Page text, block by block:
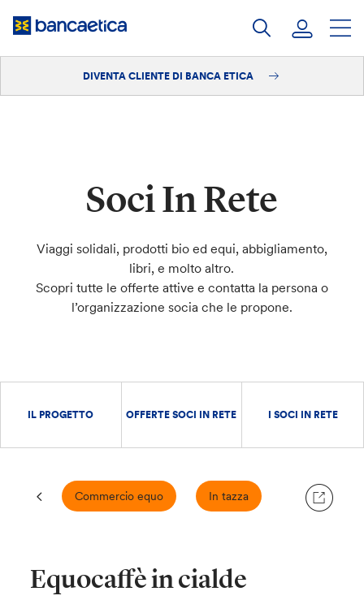
DIVENTA CLIENTE DI BANCA ETICA
Soci In Rete
Viaggi solidali, prodotti bio ed equi, abbigliamento,
libri, e molto altro.
Scopri tutte le offerte attive e contatta la persona o
l’organizzazione socia che le propone.
IL PROGETTO OFFERTE SOCI IN RETE I SOCI IN RETE
Commercio equo In tazza
Equocaffè in cialde